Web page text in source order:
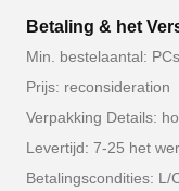
Betaling & het
Min. bestelaantal:
Prijs: reconsideration
Verpakking Details:
Levertijd: 7-25 het
Betalingscondities: L/